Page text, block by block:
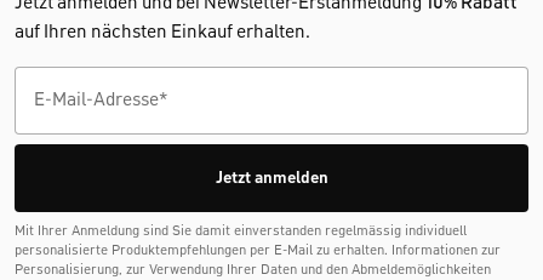
Jetzt anmelden und bei Newsletter-Erstanmeldung 10% Rabatt
auf Ihren nächsten Einkauf erhalten.
Jetzt anmelden
Mit Ihrer Anmeldung sind Sie damit einverstanden regelmässig individuell
personalisierte Produktempfehlungen per E-Mail zu erhalten. Informationen zur
Personalisierung, zur Verwendung Ihrer Daten und den Abmelde­möglichkeiten